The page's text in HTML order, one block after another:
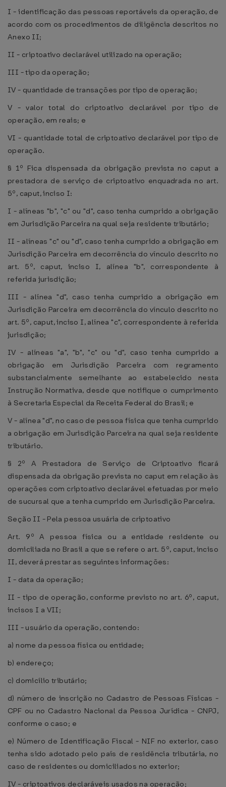
I - identificação das pessoas reportáveis da operação, de
acordo com os procedimentos de diligência descritos no
Anexo II;
II - criptoativo declarável utilizado na operação;
III - tipo da operação;
IV - quantidade de transações por tipo de operação;
V - valor total do criptoativo declarável por tipo de
operação, em reais; e
VI - quantidade total de criptoativo declarável por tipo de
operação.
§ 1º Fica dispensada da obrigação prevista no caput a
prestadora de serviço de criptoativo enquadrada no art.
5º, caput, inciso I:
I - alíneas "b", "c" ou "d", caso tenha cumprido a obrigação
em Jurisdição Parceira na qual seja residente tributário;
II - alíneas "c" ou "d", caso tenha cumprido a obrigação em
Jurisdição Parceira em decorrência do vínculo descrito no
art. 5º, caput, inciso I, alínea "b", correspondente à
referida jurisdição;
III - alínea "d", caso tenha cumprido a obrigação em
Jurisdição Parceira em decorrência do vínculo descrito no
art. 5º, caput, inciso I, alínea "c", correspondente à referida
jurisdição;
IV - alíneas "a", "b", "c" ou "d", caso tenha cumprido a
obrigação em Jurisdição Parceira com regramento
substancialmente semelhante ao estabelecido nesta
Instrução Normativa, desde que notifique o cumprimento
à Secretaria Especial da Receita Federal do Brasil; e
V - alínea "d", no caso de pessoa física que tenha cumprido
a obrigação em Jurisdição Parceira na qual seja residente
tributário.
§ 2º A Prestadora de Serviço de Criptoativo ficará
dispensada da obrigação prevista no caput em relação às
operações com criptoativo declarável efetuadas por meio
de sucursal que a tenha cumprido em Jurisdição Parceira.
Seção II - Pela pessoa usuária de criptoativo
Art. 9º A pessoa física ou a entidade residente ou
domiciliada no Brasil a que se refere o art. 5º, caput, inciso
II, deverá prestar as seguintes informações:
I - data da operação;
II - tipo de operação, conforme previsto no art. 6º, caput,
incisos I a VII;
III - usuário da operação, contendo:
a) nome da pessoa física ou entidade;
b) endereço;
c) domicílio tributário;
d) número de inscrição no Cadastro de Pessoas Físicas -
CPF ou no Cadastro Nacional da Pessoa Jurídica - CNPJ,
conforme o caso; e
e) Número de Identificação Fiscal - NIF no exterior, caso
tenha sido adotado pelo país de residência tributária, no
caso de residentes ou domiciliados no exterior;
IV - criptoativos declaráveis usados na operação;